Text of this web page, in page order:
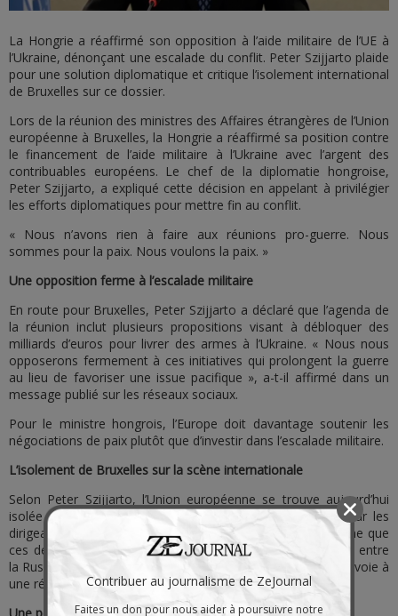
La Hongrie a réaffirmé son opposition à l’aide militaire de l’UE à
l’Ukraine, dénonçant une escalade du conflit. Peter Szijjarto plaide
pour une solution diplomatique et critique l’isolement international
de Bruxelles sur ce dossier.
Lors de la réunion des ministres des Affaires étrangères de l’Union
européenne à Bruxelles, la Hongrie a réaffirmé sa position contre
le financement de l’aide militaire à l’Ukraine avec l’argent des
contribuables européens. Le chef de la diplomatie hongroise,
Peter Szijjarto, a expliqué cette décision en appelant à privilégier
les efforts diplomatiques pour mettre fin au conflit.
« Nous n’avons rien à faire aux réunions pro-guerre. Nous
sommes pour la paix. Nous voulons la paix. »
Une opposition ferme à l’escalade militaire
En route pour Bruxelles, Peter Szijjarto a déclaré que l’agenda de
la réunion inclut plusieurs propositions visant à débloquer des
milliards d’euros pour livrer des armes à l’Ukraine. « Nous nous
opposerons fermement à ces initiatives qui prolongent la guerre
au lieu de favoriser une issue pacifique », a-t-il affirmé dans un
message publié sur les réseaux sociaux.
Pour le ministre hongrois, l’Europe doit davantage soutenir les
négociations de paix plutôt que d’investir dans l’escalade militaire.
L’isolement de Bruxelles sur la scène internationale
Selon Peter Szijjarto, l’Union européenne se trouve aujourd’hui
isolée à l’international à cause de la stratégie adoptée par les
dirigeants politiques libéraux favorables à la guerre. Il estime que
ces derniers freinent constamment les discussions de paix entre
la Russie et les États-Unis, qui pourraient pourtant ouvrir la voie à
une résolution du conflit en Ukraine.
Contribuer au journalisme de ZeJournal
Faites un don pour nous aider à poursuivre notre